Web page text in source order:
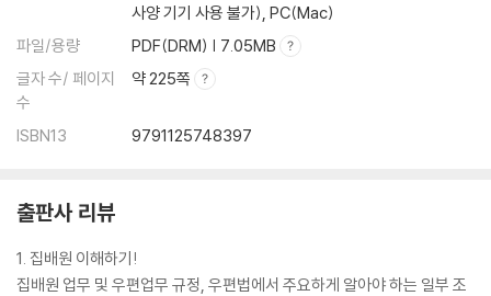
사양 기기 사용 불가), PC(Mac)
파일/용량
PDF(DRM) | 7.05MB
글자 수/ 페이지
수
약 225쪽
ISBN13 9791125748397
출판사 리뷰
1. 집배원 이해하기!
집배원 업무 및 우편업무 규정, 우편법에서 주요하게 알아야 하는 일부 조